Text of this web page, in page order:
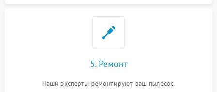
5. Ремонт
Наши эксперты ремонтируют ваш пылесос.